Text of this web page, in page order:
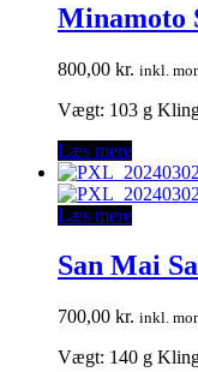
Minamoto
800,00 kr. inkl.
Vægt: 103 g
Læs mere
Læs mere
San Mai
700,00 kr. inkl.
Vægt: 140 g